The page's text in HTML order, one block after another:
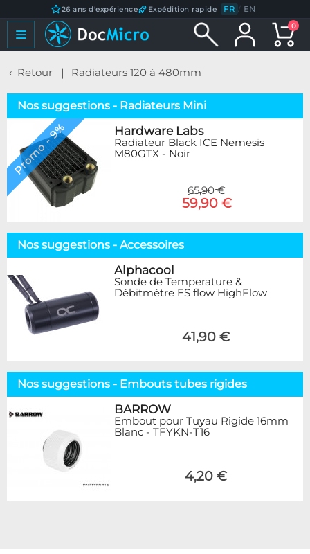
26 ans d'expérience Expédition rapide FR / EN
0
Retour Radiateurs 120 à 480mm
Nos suggestions - Radiateurs Mini
Promo - 9% Hardware Labs
Radiateur Black ICE Nemesis
M80GTX - Noir
65,90 €
59,90 €
Nos suggestions - Accessoires
Alphacool
Sonde de Temperature &
Débitmètre ES flow HighFlow
41,90 €
Nos suggestions - Embouts tubes rigides
BARROW
Embout pour Tuyau Rigide 16mm
Blanc - TFYKN-T16
4,20 €